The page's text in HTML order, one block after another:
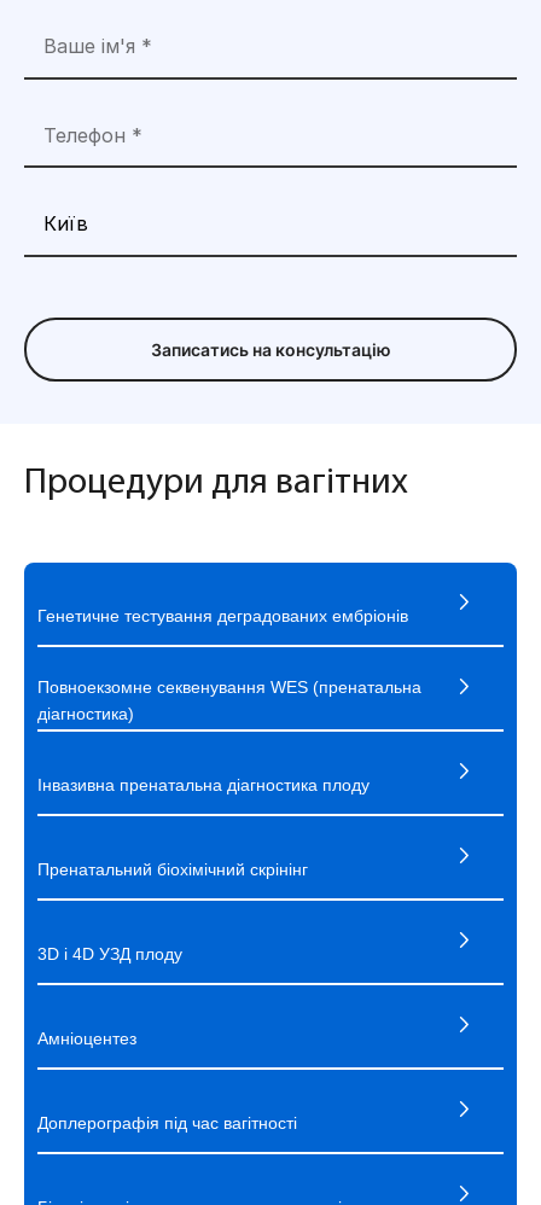
Записатись на консультацію
Процедури для вагітних
Генетичне тестування деградованих ембріонів
Повноекзомне секвенування WES (пренатальна
діагностика)
Інвазивна пренатальна діагностика плоду
Пренатальний біохімічний скрінінг
3D і 4D УЗД плоду
Амніоцентез
Доплерографія під час вагітності